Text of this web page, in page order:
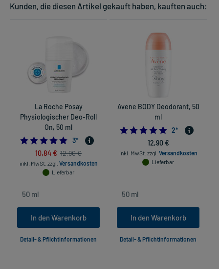
Kunden, die diesen Artikel gekauft haben, kauften auch:
La Roche Posay
Physiologischer Deo-Roll
On, 50 ml
5.0
3*
10,84 € 12,90 €
inkl. MwSt. zzgl. Versandkosten
Lieferbar
In den Warenkorb
Detail- & Pflichtinformationen
Avene BODY Deodorant, 50
ml
5.0
2*
12,90 €
inkl. MwSt. zzgl. Versandkosten
Lieferbar
In den Warenkorb
Detail- & Pflichtinformationen